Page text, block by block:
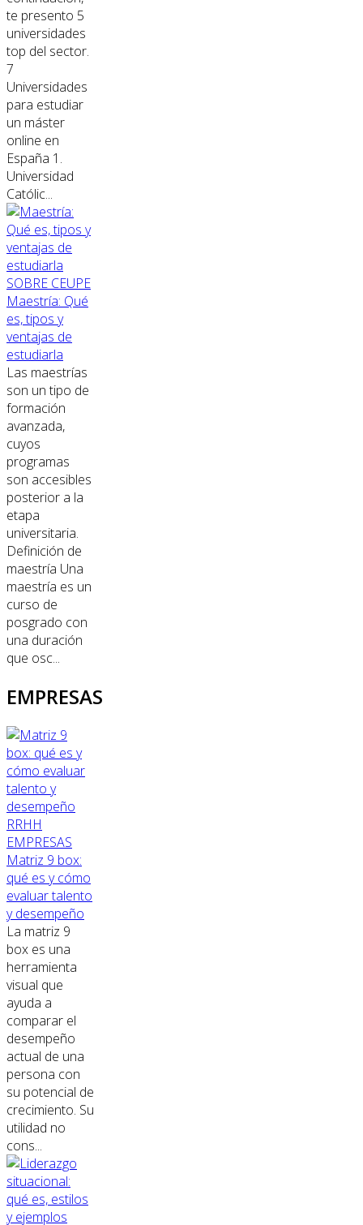
te presento 5
universidades
top del sector.
7
Universidades
para estudiar
un máster
online en
España 1.
Universidad
Católic...
SOBRE CEUPE
Maestría: Qué
es, tipos y
ventajas de
estudiarla
Las maestrías
son un tipo de
formación
avanzada,
cuyos
programas
son accesibles
posterior a la
etapa
universitaria.
Definición de
maestría Una
maestría es un
curso de
posgrado con
una duración
que osc...
EMPRESAS
RRHH
EMPRESAS
Matriz 9 box:
qué es y cómo
evaluar talento
y desempeño
La matriz 9
box es una
herramienta
visual que
ayuda a
comparar el
desempeño
actual de una
persona con
su potencial de
crecimiento. Su
utilidad no
cons...